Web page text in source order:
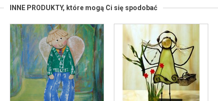
INNE PRODUKTY, które mogą Ci się spodobać